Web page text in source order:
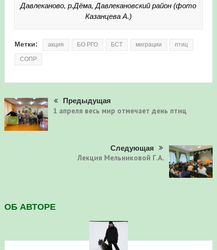
Давлеканово, р.Дёма, Давлекановский район (фото
Казанцева А.)
Метки: акция БО РГО БСТ миграции птиц
СОПР
Предыдущая
1 апреля весь мир отмечает день птиц
Следующая
Лекция Мельниковой Г.А.
ОБ АВТОРЕ